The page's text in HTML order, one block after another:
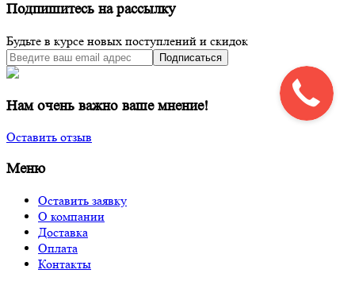
Подпишитесь на рассылку
Будьте в курсе новых поступлений и скидок
Подписаться
Нам очень важно ваше мнение!
Оставить отзыв
Меню
Оставить заявку
О компании
Доставка
Оплата
Контакты